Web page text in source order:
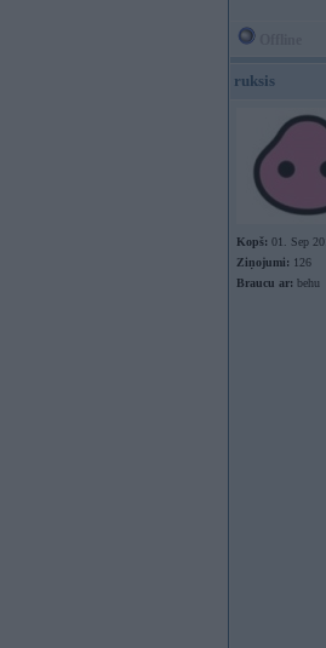
ruksis
Kopš: 01. Sep
Ziņojumi: 126
Braucu ar: behu